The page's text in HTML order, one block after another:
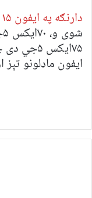
دارنګه په ایفون ۱۵ کې چې په ۲۰۲۳
۷۵ایکس
ایفون ماډلونو